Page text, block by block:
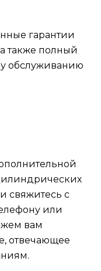
гарантии
а также полный
обслуживанию
свяжитесь с
или
вам
отвечающее